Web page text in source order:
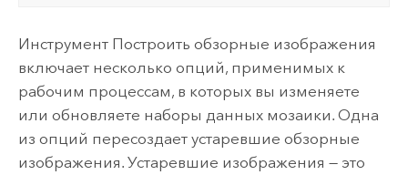
Инструмент Построить обзорные изображения
включает несколько опций, применимых к
рабочим процессам, в которых вы изменяете
или обновляете наборы данных мозаики. Одна
из опций пересоздает устаревшие обзорные
изображения. Устаревшие изображения — это